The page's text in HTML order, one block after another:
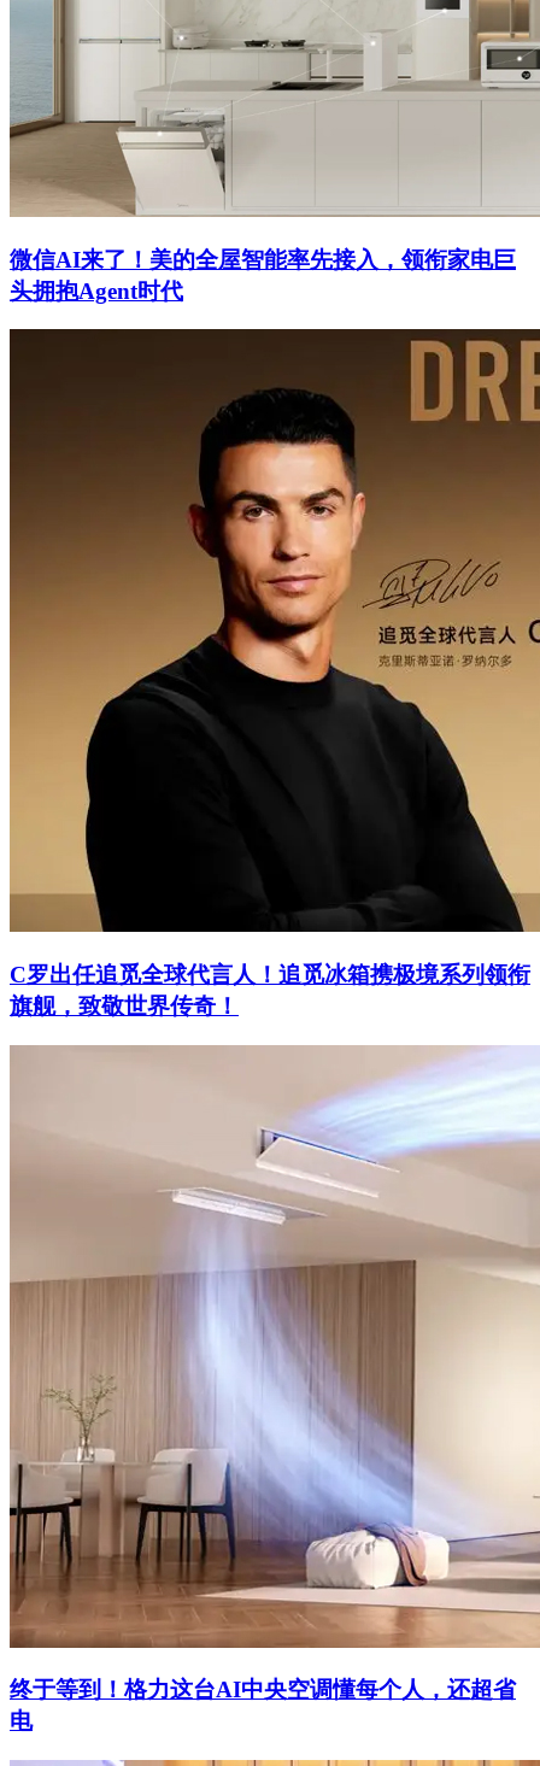
微信AI来了！美的全屋智能率先接入，领衔家电巨
头拥抱Agent时代
C罗出任追觅全球代言人！追觅冰箱携极境系列领衔
旗舰，致敬世界传奇！
终于等到！格力这台AI中央空调懂每个人，还超省
电